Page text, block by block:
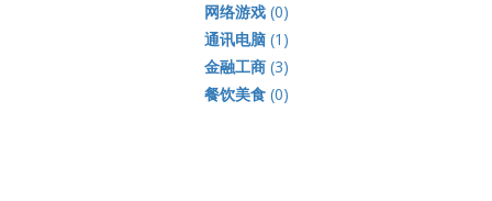
网络游戏(0)
通讯电脑(1)
金融工商(3)
餐饮美食(0)